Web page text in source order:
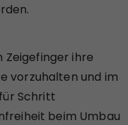
ihre
vorzuhalten und im
Schritt
beim Umbau